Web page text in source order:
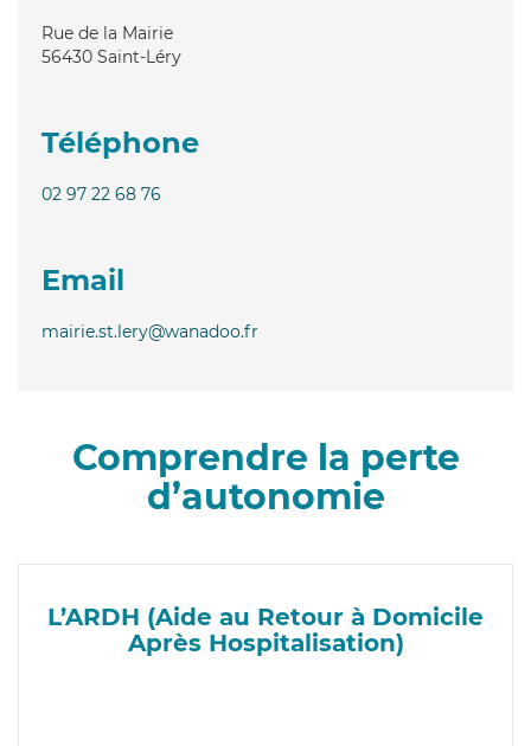
Rue de la Mairie
56430 Saint-Léry
Téléphone
02 97 22 68 76
Email
mairie.st.lery@wanadoo.fr
Comprendre la perte
d’autonomie
L’ARDH (Aide au Retour à Domicile
Après Hospitalisation)